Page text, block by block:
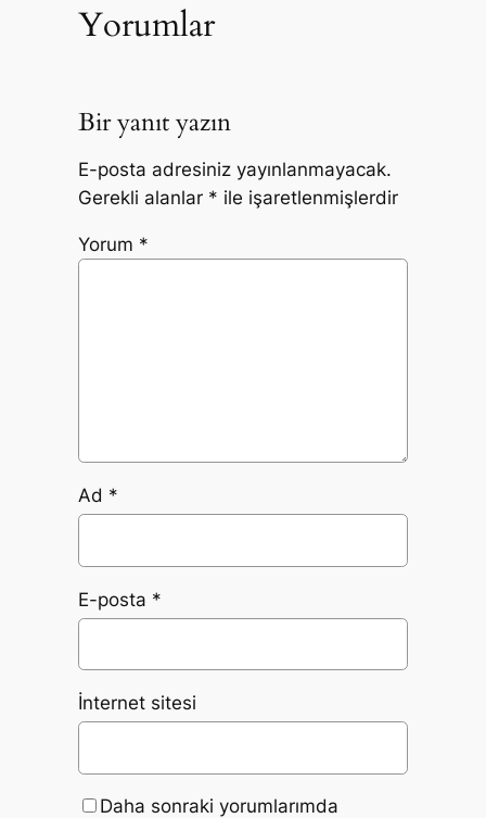
Yorumlar
Bir yanıt yazın
E-posta adresiniz yayınlanmayacak.
Gerekli alanlar * ile işaretlenmişlerdir
Yorum *
Ad *
E-posta *
İnternet sitesi
Daha sonraki yorumlarımda